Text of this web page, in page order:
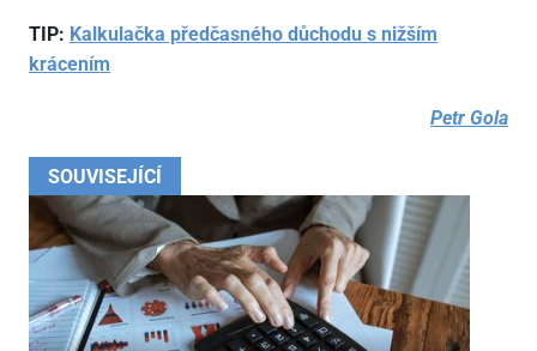
SOUVISEJÍCÍ
TIP: Kalkulačka předčasného důchodu s nižším
krácením
Petr Gola